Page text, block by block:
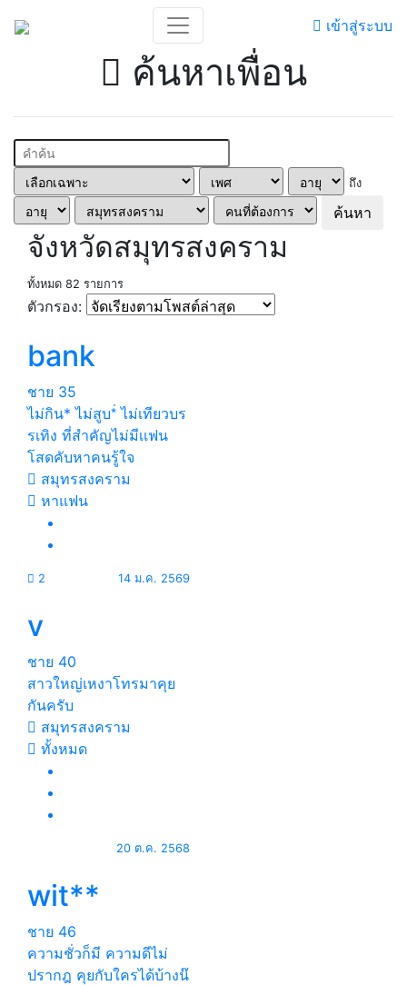
เข้าสู่ระบบ
ค้นหาเพื่อน
ถึง
ค้นหา
จังหวัดสมุทรสงคราม
ทั้งหมด 82 รายการ
ตัวกรอง:
bank
ชาย 35
ไม่กิน* ไม่สูบ*่ ไม่เทียวบร
รเทิง ที่สําคัญไม่มีเเฟน
โสดคับหาคนรู้ใจ
สมุทรสงคราม
หาแฟน
2 14 ม.ค. 2569
v
ชาย 40
สาวใหญ่เหงาโทรมาคุย
กันครับ
สมุทรสงคราม
ทั้งหมด
20 ต.ค. 2568
wit**
ชาย 46
ความชั่วก็มี ความดีไม่
ปรากฎ คุยกับใครได้บ้างน๊